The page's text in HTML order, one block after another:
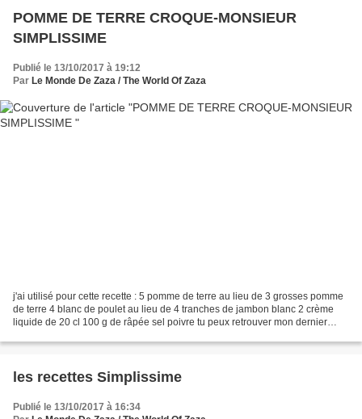
POMME DE TERRE CROQUE-MONSIEUR
SIMPLISSIME
Publié le 13/10/2017 à 19:12
Par Le Monde De Zaza / The World Of Zaza
j'ai utilisé pour cette recette : 5 pomme de terre au lieu de 3 grosses pomme
de terre 4 blanc de poulet au lieu de 4 tranches de jambon blanc 2 crème
liquide de 20 cl 100 g de râpée sel poivre tu peux retrouver mon dernier
les recettes Simplissime
Publié le 13/10/2017 à 16:34